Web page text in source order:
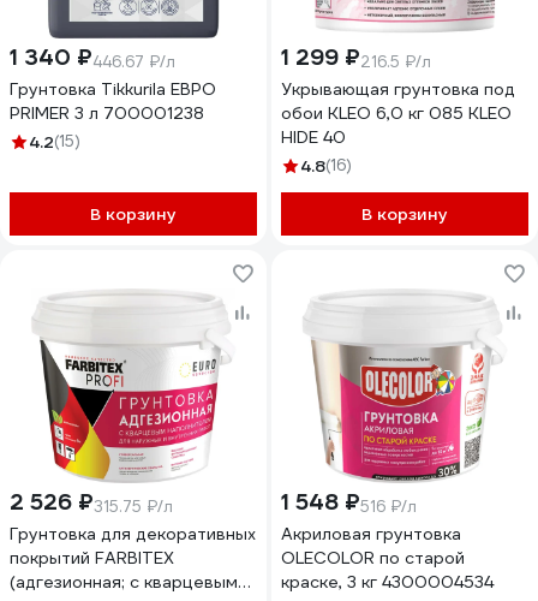
1 340 ₽446.67 ₽/л
Грунтовка Tikkurila ЕВРО
PRIMER 3 л 700001238
4.2(15)
В корзину
1 299 ₽216.5 ₽/л
Укрывающая грунтовка под
обои KLEO 6,0 кг 085 KLEO
HIDE 40
4.8(16)
В корзину
2 526 ₽315.75 ₽/л
Грунтовка для декоративных
покрытий FARBITEX
(адгезионная; с кварцевым
1 548 ₽516 ₽/л
Акриловая грунтовка
OLECOLOR по старой
краске, 3 кг 4300004534